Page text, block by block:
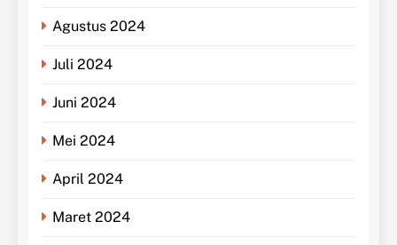
Agustus 2024
Juli 2024
Juni 2024
Mei 2024
April 2024
Maret 2024